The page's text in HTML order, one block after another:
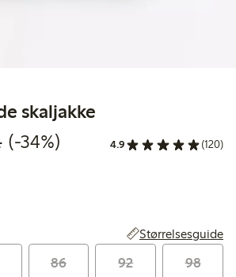
skaljakke
pris: 183,00 kr.
Normalpris: 279,00 kr.
34 % rabat
(-34%) 4.9 (120)
Størrelsesguide
86 92 98